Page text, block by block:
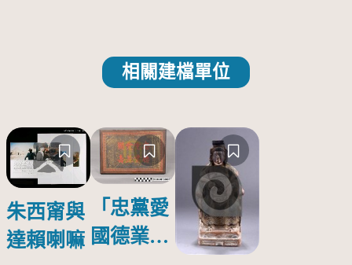
相關建檔單位
朱西甯與
達賴喇嘛
「忠黨愛
國德業並